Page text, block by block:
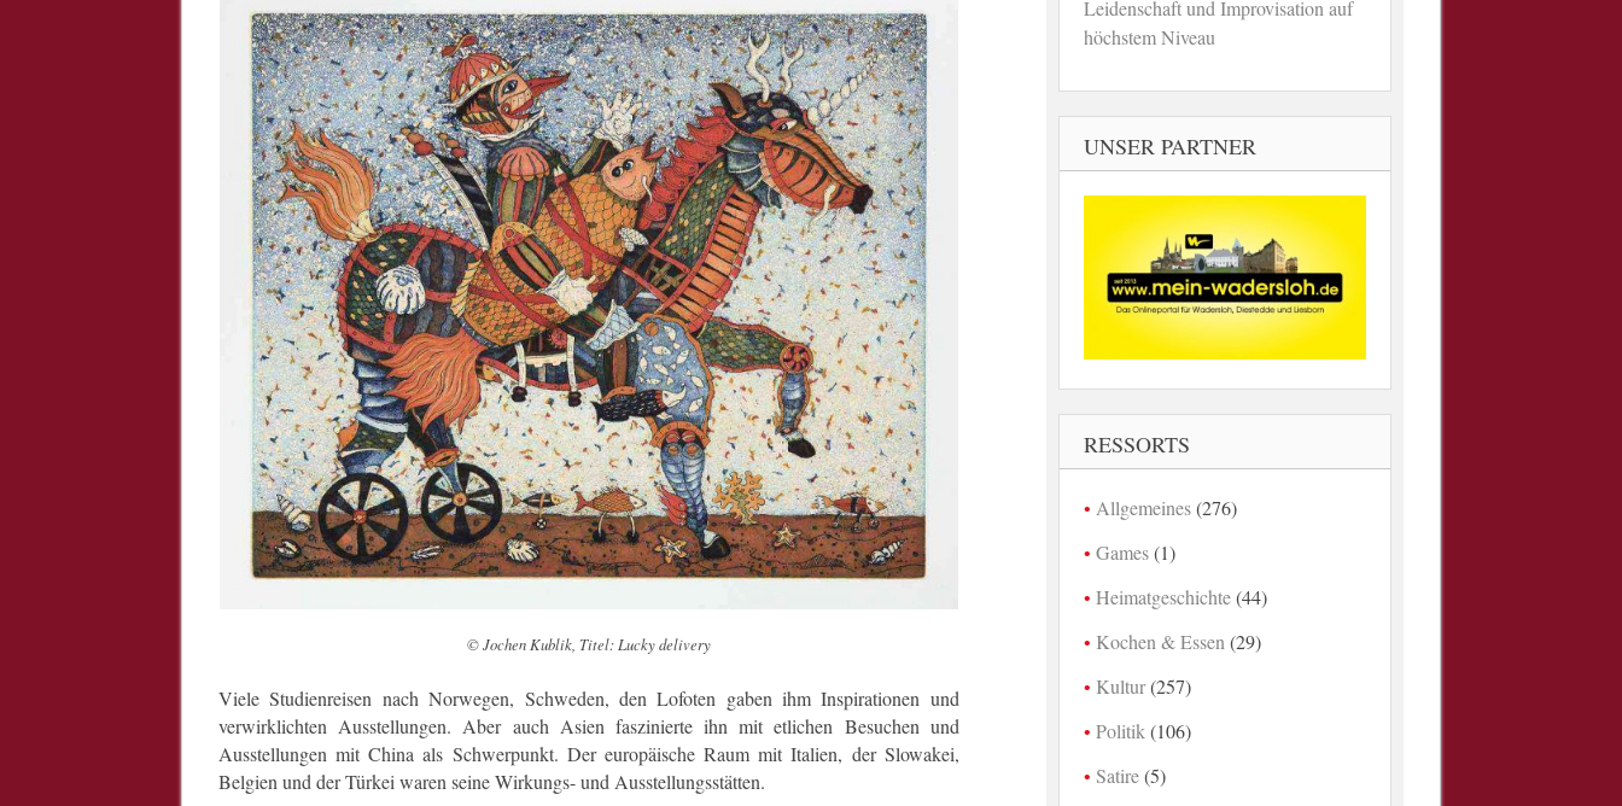
© Jochen Kublik, Titel: Lucky delivery
Viele Studienreisen nach Norwegen, Schweden, den Lofoten gaben ihm Inspirationen und
verwirklichten Ausstellungen. Aber auch Asien faszinierte ihn mit etlichen Besuchen und
Ausstellungen mit China als Schwerpunkt. Der europäische Raum mit Italien, der Slowakei,
Belgien und der Türkei waren seine Wirkungs- und Ausstellungsstätten.
Leidenschaft und Improvisation auf
höchstem Niveau
UNSER PARTNER
RESSORTS
Allgemeines(276)
Games(1)
Heimatgeschichte(44)
Kochen & Essen (29)
Kultur(257)
Politik (106)
Satire(5)